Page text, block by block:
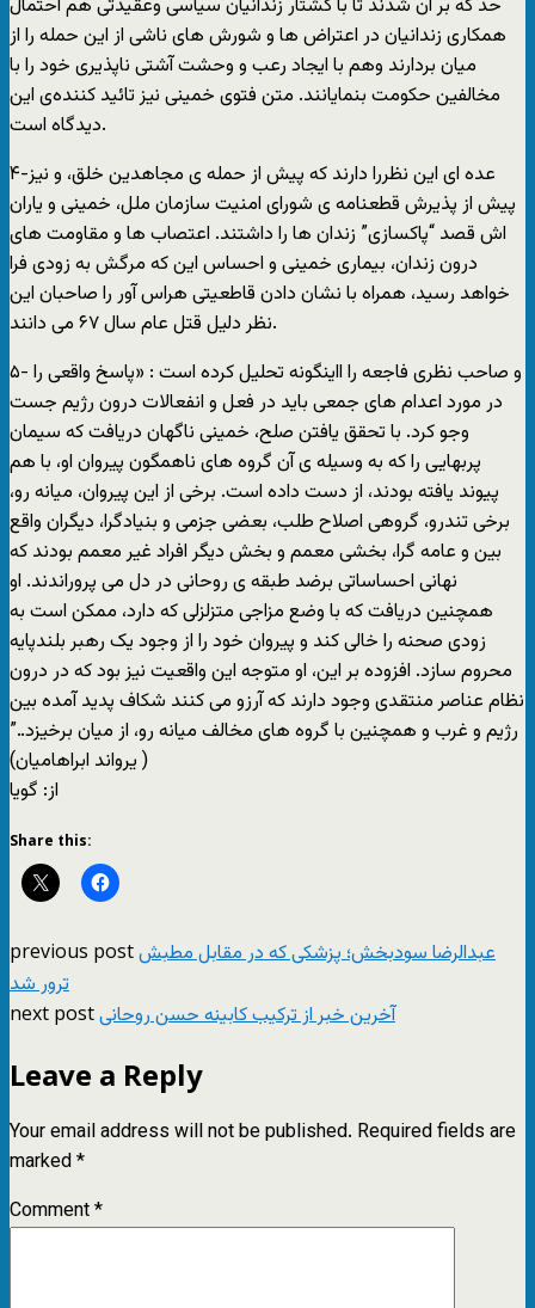
حد که بر آن شدند تا با کشتار زندانيان سياسی وعقيدتی هم احتمال‌
همکاری‌ زندانيان در اعتراض ها و شورش های ناشی از اين حمله را از
ميان بردارند وهم با ايجاد رعب و وحشت آشتی ناپذيری خود را با
مخالفين حکومت بنمايانند. متن فتوی خمينی نيز تائيد کننده‌ی اين
ديدگاه است.
۴-عده ای اين نظررا دارند که پيش از حمله ی مجاهدين خلق، و نيز
پيش از پذيرش قطعنامه ی شورای امنيت سازمان ملل، خمينی و ياران
اش قصد “پاکسازی” زندان ها را داشتند. اعتصاب ها و مقاومت های
درون زندان، بيماری خمينی و احساس اين که مرگش به زودی فرا
خواهد رسيد، همراه با نشان دادن قاطعيتی هراس آور را صاحبان اين
نظر دليل قتل عام سال ۶۷ می دانند.
۵- و صاحب نظری فاجعه را ااينگونه تحليل کرده است : «پاسخ واقعی را
در مورد اعدام های جمعی بايد در فعل و انفعالات درون رژيم جست
وجو کرد. با تحقق يافتن صلح، خمينی ناگهان دريافت که سيمان
پربهايی را که به وسيله ی آن گروه های ناهمگون پيروان او، با هم
پيوند يافته بودند، از دست داده است. برخی از اين پيروان، ميانه رو،
برخی تندرو، گروهی اصلاح طلب، بعضی جزمی و بنيادگرا، ديگران واقع
بين و عامه گرا، بخشی معمم و بخش ديگر افراد غير معمم بودند که
نهانی احساساتی برضد‌‌‌ طبقه ی روحانی در دل می پروراندند. او
همچنين دريافت که با وضع مزاجی متزلزلی که دارد، ممکن است به
زودی صحنه را خالی کند و پيروان خود را از وجود يک رهبر بلندپايه
محروم سازد. افزوده بر اين، او متوجه اين واقعيت نيز بود که در درون
نظام عناصر منتقدی وجود دارند که آرزو می کنند شکاف پديد آمده بين
رژيم و غرب و همچنين با گروه های مخالف ميانه رو، از ميان برخيزد..”
( يرواند ابراهاميان)
از: گويا
Share this:
previous postعبدالرضا سودبخش؛ پزشکی که در مقابل مطبش
ترور شد
next postآخرین خبر از ترکیب کابینه حسن روحانی
Leave a Reply
Your email address will not be published. Required fields are
marked*
Comment*